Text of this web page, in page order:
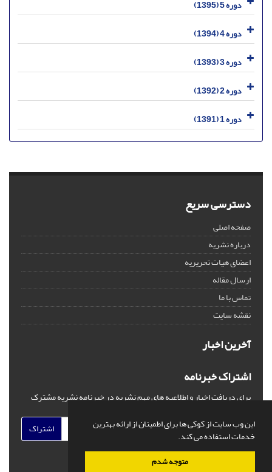
این وب سایت از کوکی ها برای اطمینان از ارائه بهترین
خدمات استفاده می کند.
متوجه شدم
دوره 5 (1395)
دوره 4 (1394)
دوره 3 (1393)
دوره 2 (1392)
دوره 1 (1391)
دسترسی سریع
صفحه اصلی
درباره نشریه
اعضای هیات تحریریه
ارسال مقاله
تماس با ما
نقشه سایت
آخرین اخبار
اشتراک خبرنامه
برای دریافت اخبار و اطلاعیه های مهم نشریه در خبرنامه نشریه مشترک
اشتراک